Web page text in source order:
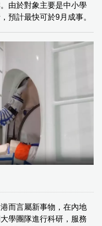
由於對象主要是中小學
預計最快可於9月成事。
而言屬新事物，在內地
學團隊進行科研，服務